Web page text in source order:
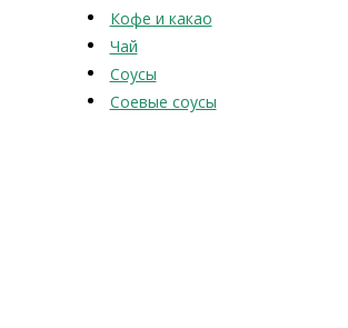
Кофе и какао
Чай
Соусы
Соевые соусы